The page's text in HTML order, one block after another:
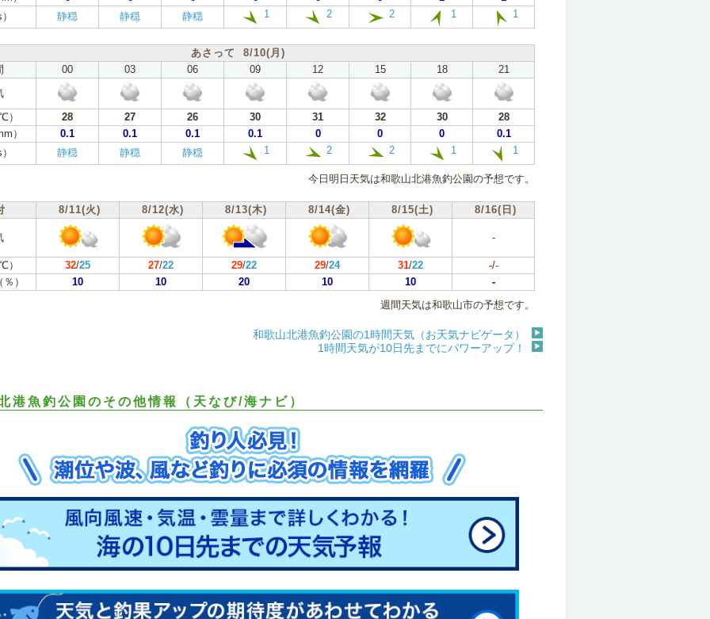
静穏 静穏 静穏 1 2 2 1 1
あさって 8/10(月)
00 03 06 09 12 15 18
21
28 27 26 30 31 32 30
28
）
0.1 0.1 0.1 0.1 0 0 0
0.1
静穏 静穏 静穏 1 2 2 1 1
今日明日天気は和歌山北港魚釣公園の予想です。
8/11(火) 8/12(水) 8/13(木) 8/14(金) 8/15(土) 8/16(日)
-
32/25 27/22 29/22 29/24 31/22 -/-
）
10 10 20 10 10
-
週間天気は和歌山市の予想です。
和歌山北港魚釣公園の1時間天気（お天気ナビゲータ）
1時間天気が10日先までにパワーアップ！
港魚釣公園のその他情報（天なび/海ナビ）